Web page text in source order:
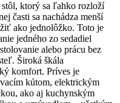
ktorý sa ľahko rozloží
časti sa nachádza menší
ako jednolôžko. Toto je
jedného zo sedadiel
alebo prácu bez
Široká škála
komfort. Príves je
kútom, elektrickým
ako aj kuchynským